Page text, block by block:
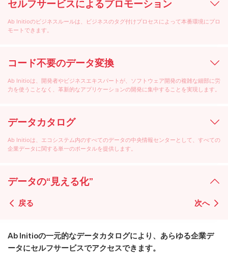
セルフサービスによるプロモーション
Ab Initioのビジネスルールは、ビジネスのタグ付けプロセスによって本番環境にプロ
モートできます。
コード不要のデータ変換
Ab Initioは、開発者やビジネスエキスパートが、ソフトウェア開発の複雑な細部に労
力を使うことなく、革新的なアプリケーションの開発に集中することを実現します。
データカタログ
Ab Initioは、エコシステム内のすべてのデータの中央情報センターとして、すべての
企業データに関する単一のポータルを提供します。
データの“見える化”
戻る 次へ
Ab Initioの一元的なデータカタログにより、あらゆる企業デ
ータにセルフサービスでアクセスできます。